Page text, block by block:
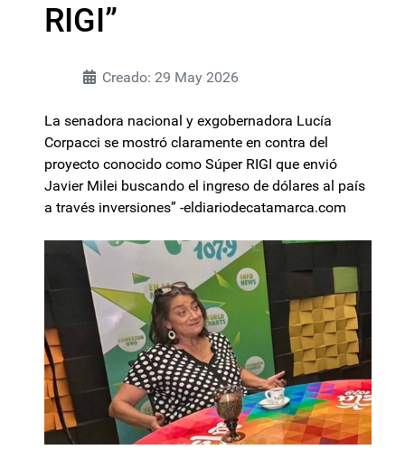
RIGI”
Creado: 29 May 2026
La senadora nacional y exgobernadora Lucía
Corpacci se mostró claramente en contra del
proyecto conocido como Súper RIGI que envió
Javier Milei buscando el ingreso de dólares al país
a través inversiones” -eldiariodecatamarca.com